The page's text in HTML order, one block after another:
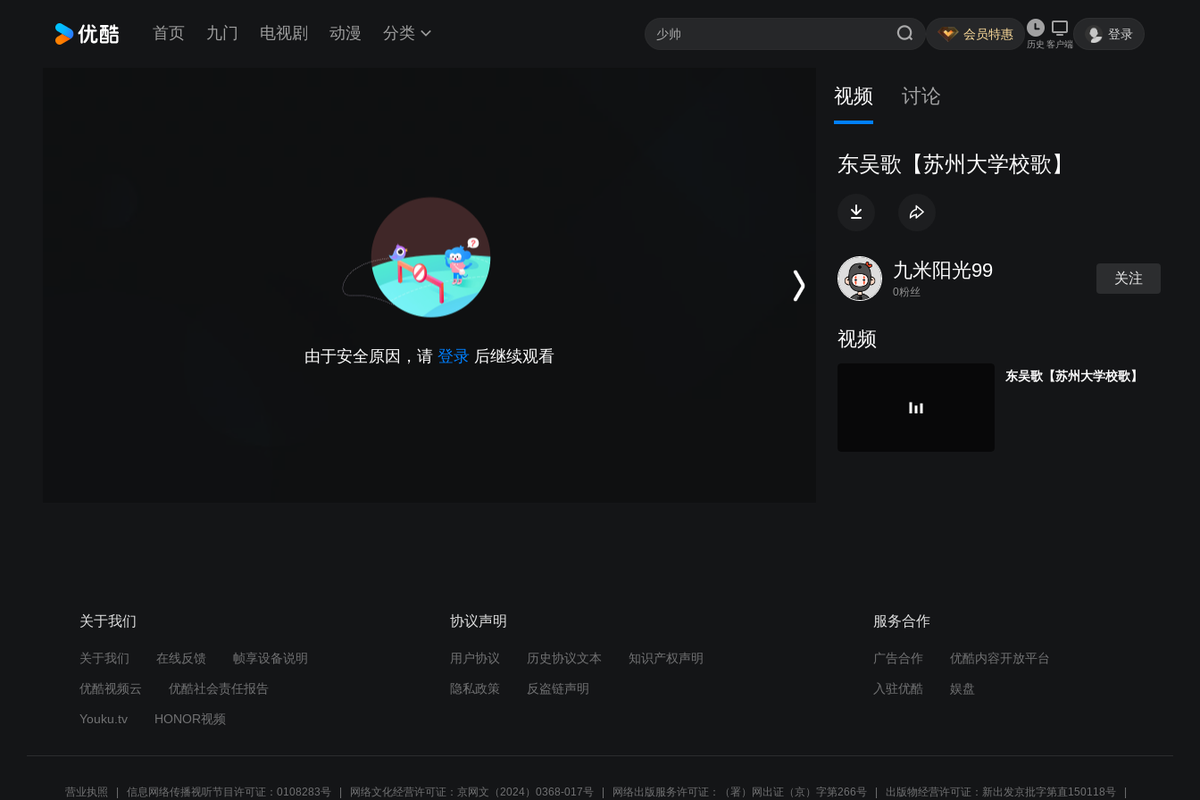
首页 九门 电视剧 动漫 分类 会员特惠
历史 客户端
登录
由于安全原因，请 登录 后继续观看
视频 讨论
东吴歌【苏州大学校歌】
九米阳光99
0粉丝
关注
视频
东吴歌【苏州大学校歌】
关于我们
关于我们 在线反馈 帧享设备说明
优酷视频云 优酷社会责任报告
Youku.tv HONOR视频
协议声明
用户协议 历史协议文本 知识产权声明
隐私政策 反盗链声明
服务合作
广告合作 优酷内容开放平台
入驻优酷 娱盘
营业执照 信息网络传播视听节目许可证：0108283号 网络文化经营许可证：京网文（2024）0368-017号 网络出版服务许可证：（署）网出证（京）字第266号 出版物经营许可证：新出发京批字第直150118号